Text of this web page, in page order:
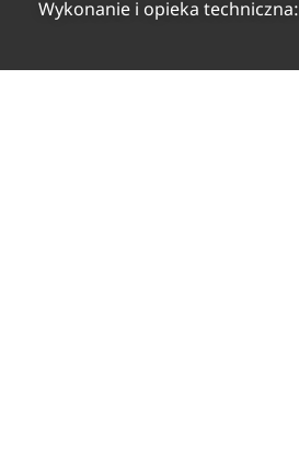
Wykonanie i opieka techniczna: